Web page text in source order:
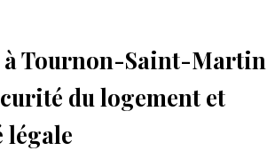
à Tournon-Saint-Martin
du logement et